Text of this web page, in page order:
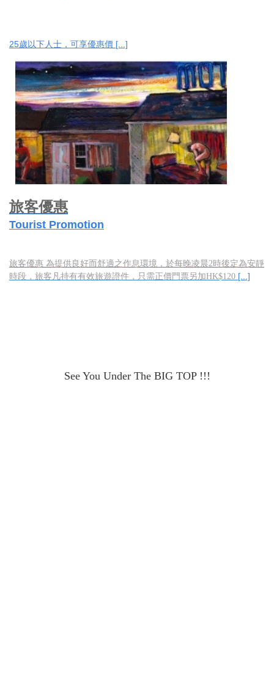
25歲以下人士，可享優惠價 [...]
旅客優惠
Tourist Promotion
旅客優惠 為提供良好而舒適之作息環境，於每晚凌晨2時後定為安靜
時段，旅客凡持有有效旅遊證件，只需正價門票另加HK$120 [...]
See You Under The BIG TOP !!!